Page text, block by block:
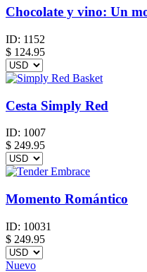
Chocolate y vino: Un
ID: 1152
$ 124.95
Cesta Simply Red
ID: 1007
$ 249.95
Momento Romántico
ID: 10031
$ 249.95
Nuevo